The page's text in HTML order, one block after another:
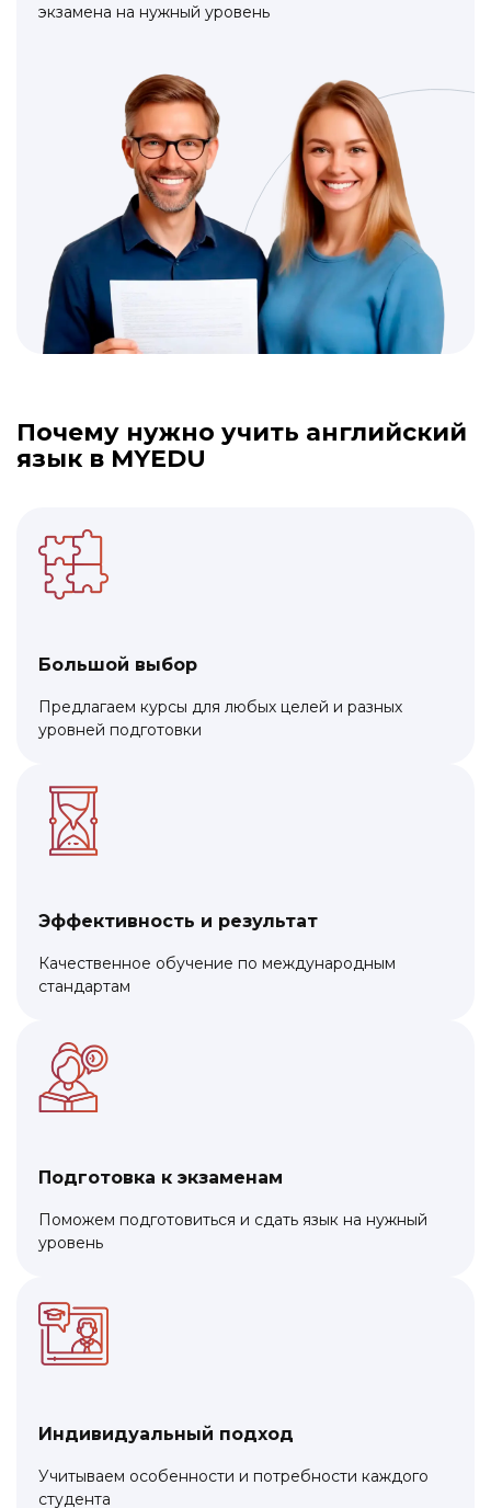
экзамена на нужный уровень
Почему нужно учить английский
язык в MYEDU
Большой выбор
Предлагаем курсы для любых целей и разных
уровней подготовки
Эффективность и результат
Качественное обучение по международным
стандартам
Подготовка к экзаменам
Поможем подготовиться и сдать язык на нужный
уровень
Индивидуальный подход
Учитываем особенности и потребности каждого
студента